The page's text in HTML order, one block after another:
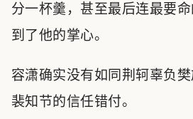
分一杯羹，甚至最后连最要
到了他的掌心。
容潇确实没有如同荆轲辜负
裴知节的信任错付。